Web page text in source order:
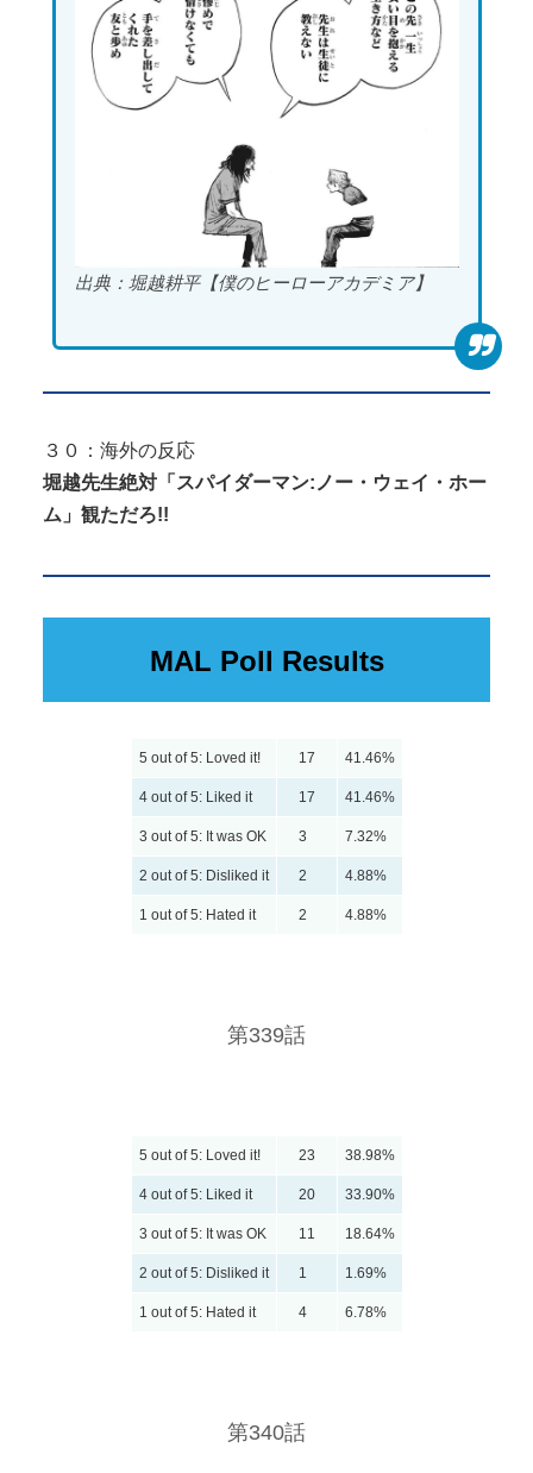
出典：堀越耕平【僕のヒーローアカデミア】
３０：海外の反応
堀越先生絶対「スパイダーマン:ノー・ウェイ・ホー
ム」観ただろ!!
MAL Poll Results
5 out of 5: Loved it! 17 41.46%
4 out of 5: Liked it 17 41.46%
3 out of 5: It was OK 3 7.32%
2 out of 5: Disliked it 2 4.88%
1 out of 5: Hated it 2 4.88%
第339話
5 out of 5: Loved it! 23 38.98%
4 out of 5: Liked it 20 33.90%
3 out of 5: It was OK 11 18.64%
2 out of 5: Disliked it 1 1.69%
1 out of 5: Hated it 4 6.78%
第340話